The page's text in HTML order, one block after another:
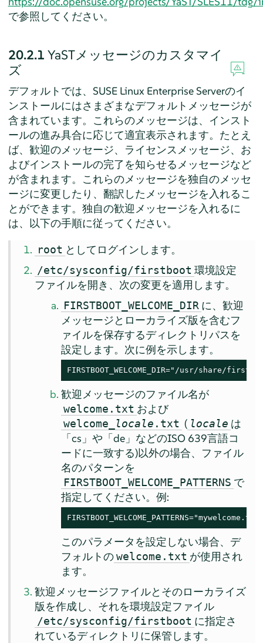
で参照してください。
20.2.1 YaSTメッセージのカスタマイ
ズ
デフォルトでは、 SUSE Linux Enterprise Serverのイ
ンストールにはさまざまなデフォルトメッセージが
含まれています。これらのメッセージは、インスト
ールの進み具合に応じて適宜表示されます。たとえ
ば、歓迎のメッセージ、ライセンスメッセージ、お
よびインストールの完了を知らせるメッセージなど
が含まれます。これらのメッセージを独自のメッセ
ージに変更したり、翻訳したメッセージを入れるこ
とができます。独自の歓迎メッセージを入れるに
は、以下の手順に従ってください。
root としてログインします。
/etc/sysconfig/firstboot 環境設定
ファイルを開き、次の変更を適用します。
FIRSTBOOT_WELCOME_DIR に、歓迎
メッセージとローカライズ版を含むフ
ァイルを保存するディレクトリパスを
設定します。次に例を示します。
FIRSTBOOT_WELCOME_DIR="/usr/share/
歓迎メッセージのファイル名が
welcome.txt および
welcome_ locale .txt ( locale は
「cs 」や 「de 」 などのISO 639言語コ
ードに一致する)以外の場合、ファイル
名のパターンを
FIRSTBOOT_WELCOME_PATTERNS で
指定してください。例:
このパラメータを設定しない場合、デ
フォルトのwelcome.txt が使用され
ます。
歓迎メッセージファイルとそのローカライズ
版を作成し、それを環境設定ファイル
/etc/sysconfig/firstboot に指定さ
れているディレクトリに保管します。